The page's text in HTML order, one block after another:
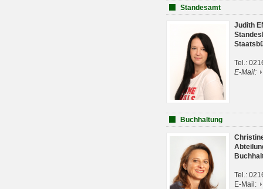
Standesamt
Judith
Tel.:
E-Mail:
Buchhaltung
Tel.:
E-Mail: